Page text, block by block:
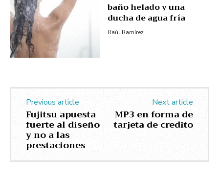
baño helado y una
ducha de agua fría
Raúl Ramírez
Previous article
Fujitsu apuesta
fuerte al diseño
y no a las
prestaciones
Next article
MP3 en forma de
tarjeta de credito